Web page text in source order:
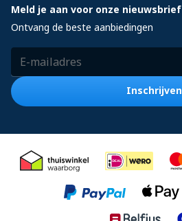
Meld je aan voor onze nieuwsbrief
Ontvang de beste aanbiedingen
Inschrijven